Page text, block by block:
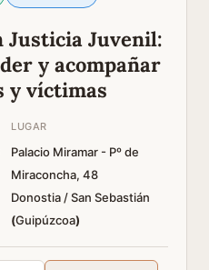
Justicia Juvenil:
y acompañar
y víctimas
LUGAR
Palacio Miramar - Pº de
Miraconcha, 48
Donostia / San Sebastián
(Guipúzcoa)